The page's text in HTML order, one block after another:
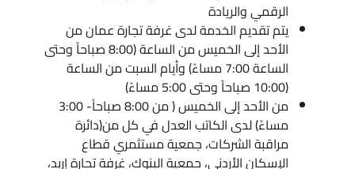
الرقمي والريادة
يتم تقديم الخدمة لدى غرفة تجارة عمان من
الأحد إلى الخميس من الساعة (8:00 صباحاً وحتى
الساعة 7:00 مساءً) وأيام السبت من الساعة
(10:00 صباحاً وحتى 5:00 مساءً)
من الأحد إلى الخميس ( من 8:00 صباحاً- 3:00
مساءً) لدى الكاتب العدل في كل من(دائرة
مراقبة الشركات، جمعية مستثمري قطاع
الإسكان الأردني، جمعية البنوك، غرفة تجارة إربد،